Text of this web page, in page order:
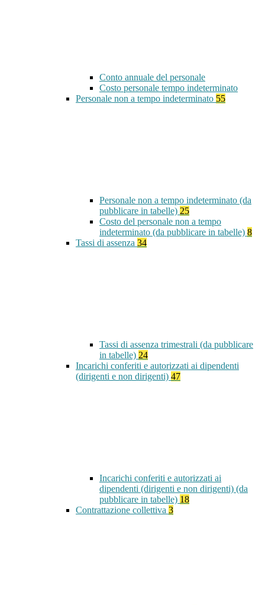
Conto annuale del personale
Costo personale tempo indeterminato
Personale non a tempo indeterminato 55
Personale non a tempo indeterminato (da
pubblicare in tabelle) 25
Costo del personale non a tempo
indeterminato (da pubblicare in tabelle) 8
Tassi di assenza 34
Tassi di assenza trimestrali (da pubblicare
in tabelle) 24
Incarichi conferiti e autorizzati ai dipendenti
(dirigenti e non dirigenti) 47
Incarichi conferiti e autorizzati ai
dipendenti (dirigenti e non dirigenti) (da
pubblicare in tabelle) 18
Contrattazione collettiva 3